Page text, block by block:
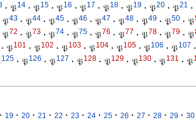
· 𝔓14 · 𝔓15 · 𝔓16 · 𝔓17 · 𝔓18 · 𝔓19 · 𝔓20 · 𝔓21 ·
𝔓43 · 𝔓44 · 𝔓45 · 𝔓46 · 𝔓47 · 𝔓48 · 𝔓49 · 𝔓50 · 𝔓
𝔓72 · 𝔓73 · 𝔓74 · 𝔓75 · 𝔓76 · 𝔓77 · 𝔓78 · 𝔓79 · 𝔓
· 𝔓101 · 𝔓102 · 𝔓103 · 𝔓104 · 𝔓105 · 𝔓106 · 𝔓107 ·
125 · 𝔓126 · 𝔓127 · 𝔓128 · 𝔓129 · 𝔓130 · 𝔓131 · 𝔓
· 19 · 20 · 21 · 22 · 23 · 24 · 25 · 26 · 27 · 28 · 29 · 30